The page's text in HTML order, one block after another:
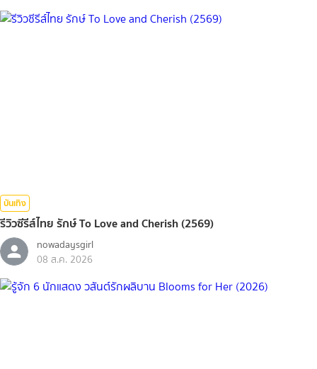
บันเทิง
รีวิวซีรีส์ไทย รักษ์ To Love and Cherish (2569)
nowadaysgirl
08 ส.ค. 2026